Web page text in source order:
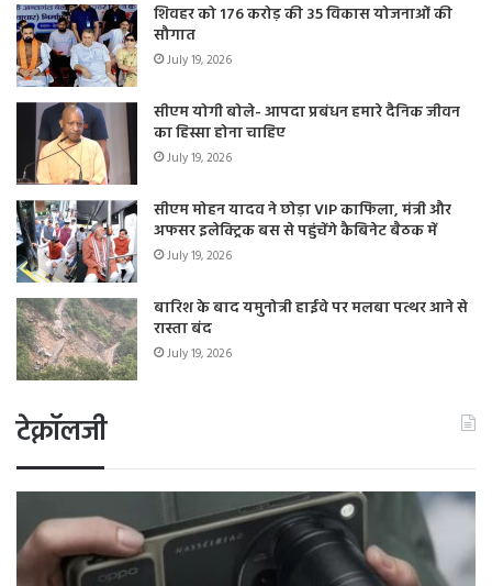
शिवहर को 176 करोड़ की 35 विकास योजनाओं की
सौगात
July 19, 2026
सीएम योगी बोले- आपदा प्रबंधन हमारे दैनिक जीवन
का हिस्सा होना चाहिए
July 19, 2026
सीएम मोहन यादव ने छोड़ा VIP काफिला, मंत्री और
अफसर इलेक्ट्रिक बस से पहुंचेंगे कैबिनेट बैठक में
July 19, 2026
बारिश के बाद यमुनोत्री हाईवे पर मलबा पत्थर आने से
रास्ता बंद
July 19, 2026
टेक्नॉलजी